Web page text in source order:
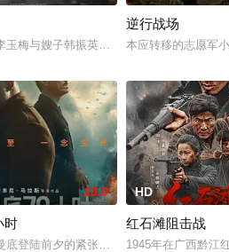
领下，红军一
剿失败，红六军团奉命西征，进入贵州石
玉梅与嫂子韩振英冒死救助八路军伤员，全
逆行战场
本应转移的志愿军
。境内与各民族进行友好交流与融合，共建
10.0
时
底登陆前夕的紧张局势，围绕盟军远征军最
HD
红石滩阻击战
1945年在广西黔江